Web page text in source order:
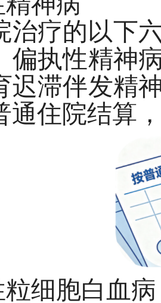
治疗的以下
偏执性精神
迟滞伴发精
通住院结算
细胞白血病